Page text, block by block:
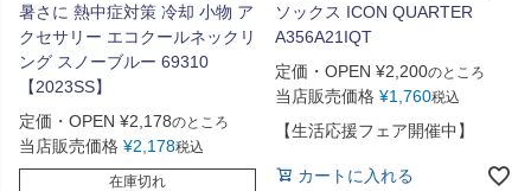
暑さに 熱中症対策 冷却 小物 ア
クセサリー エコクールネックリ
ング スノーブルー 69310
【2023SS】
定価・OPEN ¥2,178のところ
当店販売価格 ¥2,178税込
在庫切れ
ソックス ICON QUARTER
A356A21IQT
定価・OPEN ¥2,200のところ
当店販売価格 ¥1,760税込
【生活応援フェア開催中】
カートに入れる